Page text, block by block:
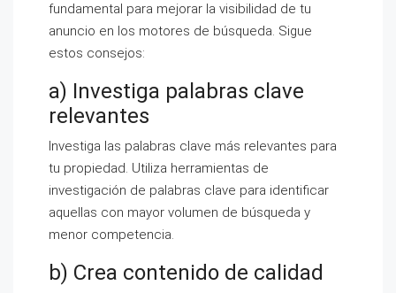
fundamental para mejorar la visibilidad de tu
anuncio en los motores de búsqueda. Sigue
estos consejos:
a) Investiga palabras clave
relevantes
Investiga las palabras clave más relevantes para
tu propiedad. Utiliza herramientas de
investigación de palabras clave para identificar
aquellas con mayor volumen de búsqueda y
menor competencia.
b) Crea contenido de calidad